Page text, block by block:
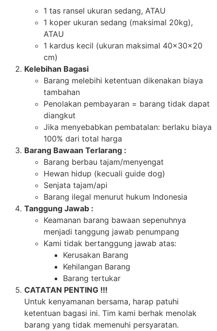
1 tas ransel ukuran sedang, ATAU
1 koper ukuran sedang (maksimal 20kg),
ATAU
1 kardus kecil (ukuran maksimal 40x30x20
cm)
Kelebihan Bagasi
Barang melebihi ketentuan dikenakan biaya
tambahan
Penolakan pembayaran = barang tidak dapat
diangkut
Jika menyebabkan pembatalan: berlaku biaya
100% dari total harga
Barang Bawaan Terlarang :
Barang berbau tajam/menyengat
Hewan hidup (kecuali guide dog)
Senjata tajam/api
Barang ilegal menurut hukum Indonesia
Tanggung Jawab :
Keamanan barang bawaan sepenuhnya
menjadi tanggung jawab penumpang
Kami tidak bertanggung jawab atas:
Kerusakan Barang
Kehilangan Barang
Barang tertukar
CATATAN PENTING !!!
Untuk kenyamanan bersama, harap patuhi
ketentuan bagasi ini. Tim kami berhak menolak
barang yang tidak memenuhi persyaratan.